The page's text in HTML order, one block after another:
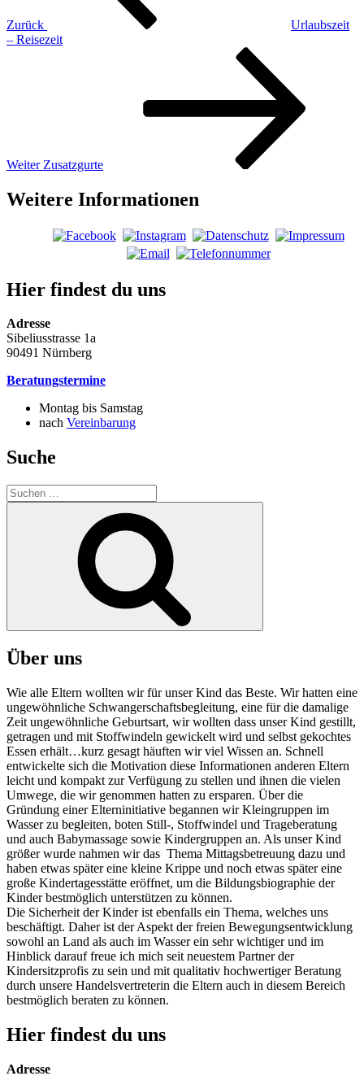
Zurück
Urlaubszeit
– Reisezeit
Weiter Zusatzgurte
Weitere Informationen
Hier findest du uns
Adresse
Sibeliusstrasse 1a
90491 Nürnberg
Beratungstermine
Montag bis Samstag
nach Vereinbarung
Suche
Suchen
nach:
Über uns
Wie alle Eltern wollten wir für unser Kind das Beste. Wir hatten eine
ungewöhnliche Schwangerschaftsbegleitung, eine für die damalige
Zeit ungewöhnliche Geburtsart, wir wollten dass unser Kind gestillt,
getragen und mit Stoffwindeln gewickelt wird und selbst gekochtes
Essen erhält…kurz gesagt häuften wir viel Wissen an. Schnell
entwickelte sich die Motivation diese Informationen anderen Eltern
leicht und kompakt zur Verfügung zu stellen und ihnen die vielen
Umwege, die wir genommen hatten zu ersparen. Über die
Gründung einer Elterninitiative begannen wir Kleingruppen im
Wasser zu begleiten, boten Still-, Stoffwindel und Trageberatung
und auch Babymassage sowie Kindergruppen an. Als unser Kind
größer wurde nahmen wir das Thema Mittagsbetreuung dazu und
haben etwas später eine kleine Krippe und noch etwas später eine
große Kindertagesstätte eröffnet, um die Bildungsbiographie der
Kinder bestmöglich unterstützen zu können.
Die Sicherheit der Kinder ist ebenfalls ein Thema, welches uns
beschäftigt. Daher ist der Aspekt der freien Bewegungsentwicklung
sowohl an Land als auch im Wasser ein sehr wichtiger und im
Hinblick darauf freue ich mich seit neuestem Partner der
Kindersitzprofis zu sein und mit qualitativ hochwertiger Beratung
durch unsere Handelsvertreterin die Eltern auch in diesem Bereich
bestmöglich beraten zu können.
Hier findest du uns
Adresse